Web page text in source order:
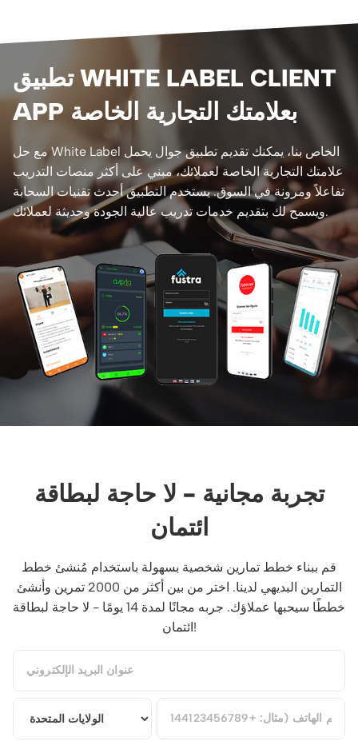
تطبيق WHITE LABEL CLIENT
APP بعلامتك التجارية الخاصة
مع حل White Label الخاص بنا، يمكنك تقديم تطبيق جوال يحمل
علامتك التجارية الخاصة لعملائك، مبني على أكثر منصات التدريب
تفاعلاً ومرونة في السوق. يستخدم التطبيق أحدث تقنيات السحابة
ويسمح لك بتقديم خدمات تدريب عالية الجودة وحديثة لعملائك.
تجربة مجانية - لا حاجة لبطاقة
ائتمان
قم ببناء خطط تمارين شخصية بسهولة باستخدام مُنشئ خطط
التمارين البديهي لدينا. اختر من بين أكثر من 2000 تمرين وأنشئ
خططًا سيحبها عملاؤك. جربه مجانًا لمدة 14 يومًا - لا حاجة لبطاقة
ائتمان!